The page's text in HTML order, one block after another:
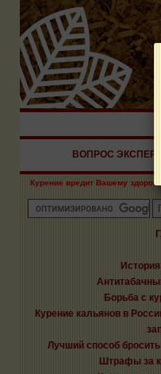
ВОПРОС ЭКСПЕРТУ
Курение вредит Вашему
Борьба с
Курение кальянов в
Лучший способ бросить
Штрафы за